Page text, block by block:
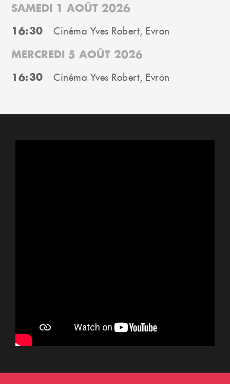
SAMEDI 1 AOÛT 2026
16:30 Cinéma Yves Robert, Evron
MERCREDI 5 AOÛT 2026
16:30 Cinéma Yves Robert, Evron